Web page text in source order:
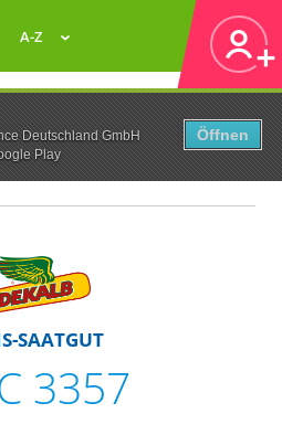
Deutschland GmbH
Play
Öffnen
A-Z
SAATGUT
3357